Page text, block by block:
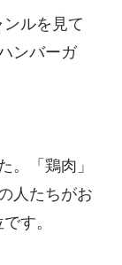
ルを見て
ンバーガ
。「鶏肉」
人たちがお
す。